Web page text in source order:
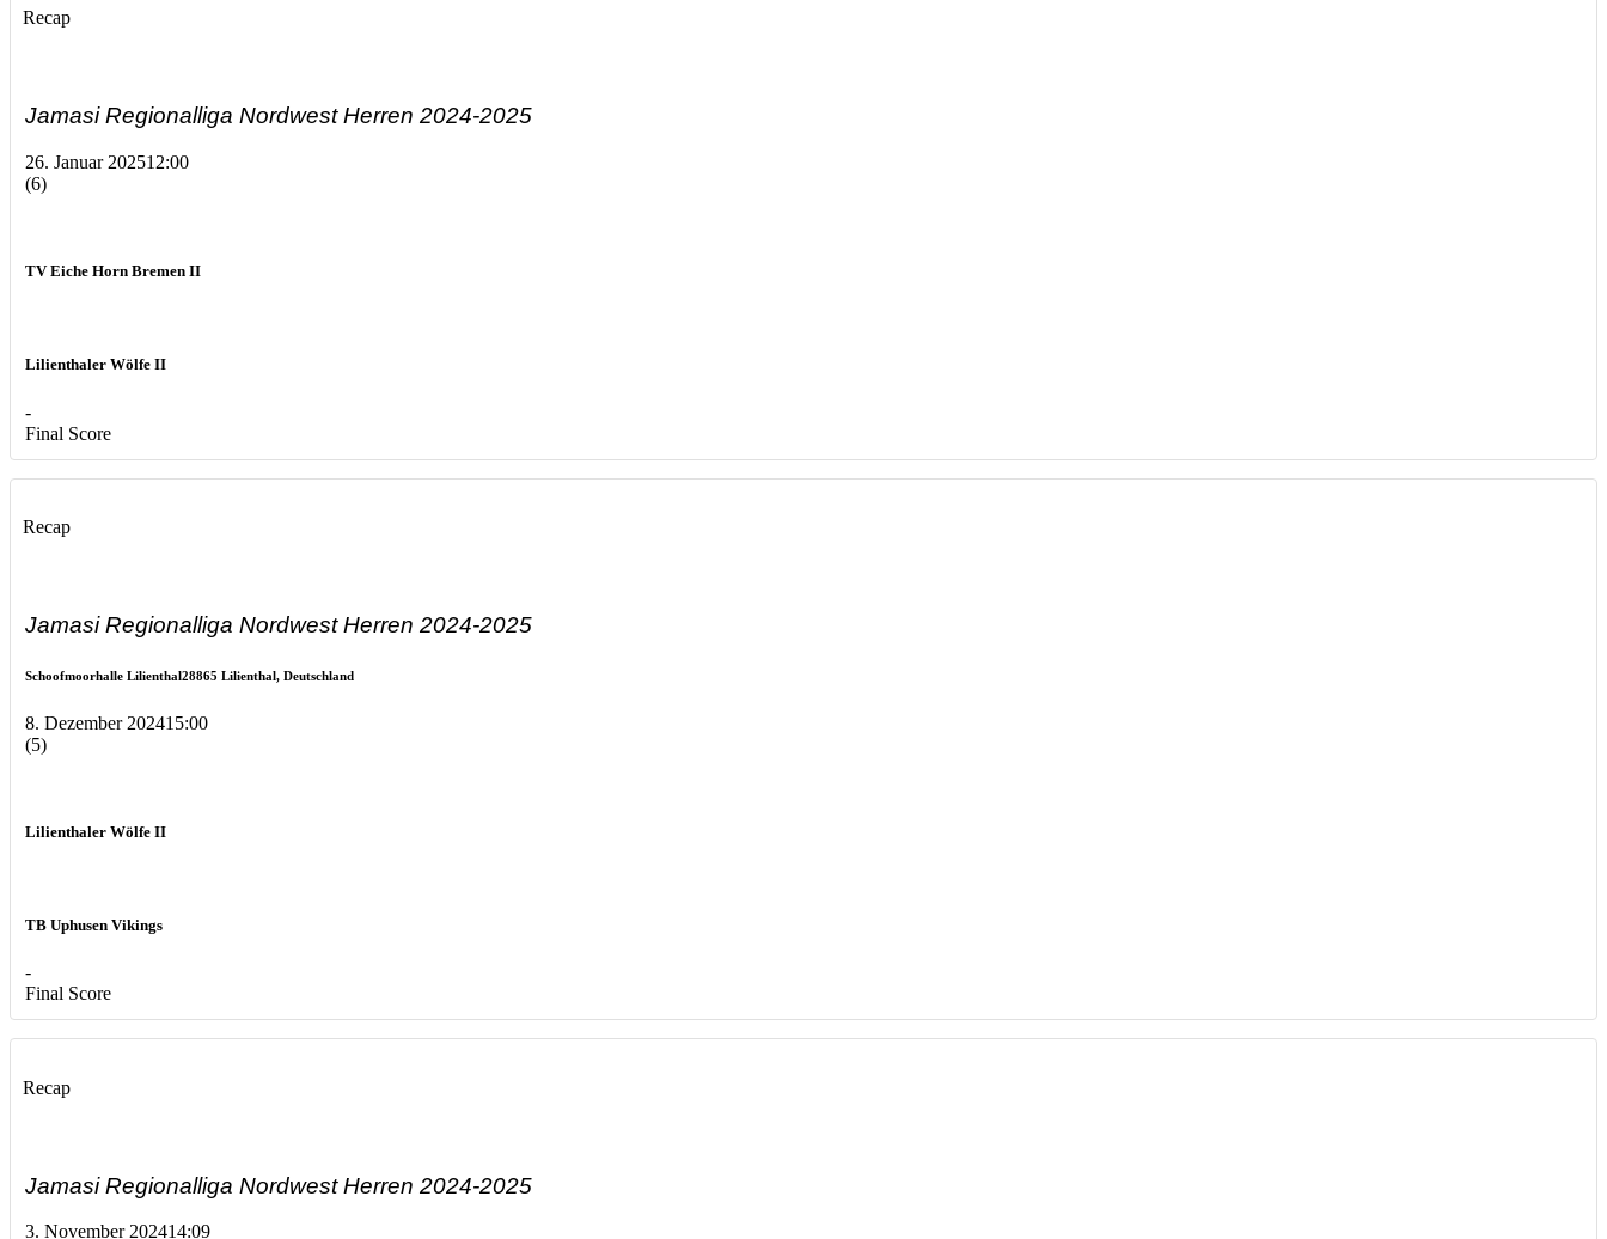
Recap
Jamasi Regionalliga Nordwest Herren 2024-2025
26. Januar 202512:00
(6)
TV Eiche Horn Bremen II
Lilienthaler Wölfe II
-
Final Score
Recap
Jamasi Regionalliga Nordwest Herren 2024-2025
Schoofmoorhalle Lilienthal28865 Lilienthal, Deutschland
8. Dezember 202415:00
(5)
Lilienthaler Wölfe II
TB Uphusen Vikings
-
Final Score
Recap
Jamasi Regionalliga Nordwest Herren 2024-2025
3. November 202414:09